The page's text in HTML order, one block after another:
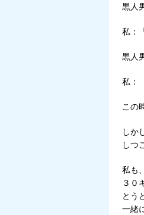
黒人
私：
黒人
私：
この
しか
しつ
私も
３０
とう
一緒